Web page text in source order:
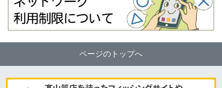
ページのトップへ